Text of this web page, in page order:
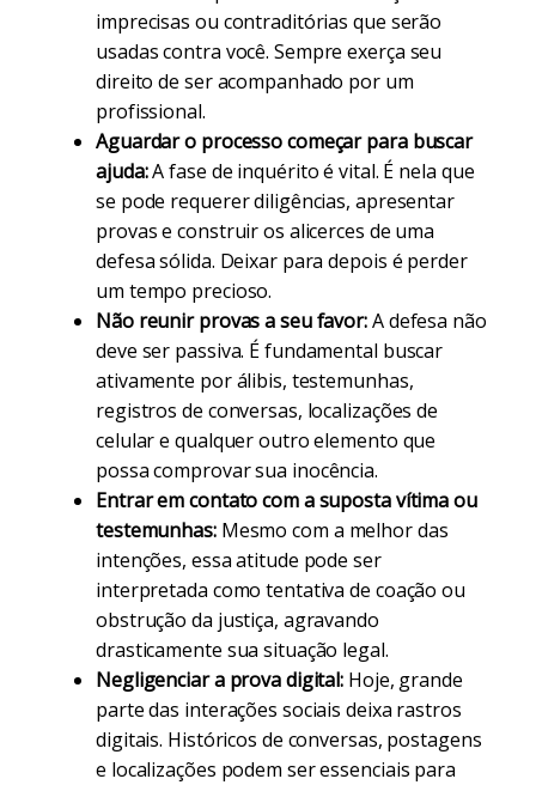
imprecisas ou contraditórias que serão
usadas contra você. Sempre exerça seu
direito de ser acompanhado por um
profissional.
Aguardar o processo começar para buscar
ajuda:A fase de inquérito é vital. É nela que
se pode requerer diligências, apresentar
provas e construir os alicerces de uma
defesa sólida. Deixar para depois é perder
um tempo precioso.
Não reunir provas a seu favor:A defesa não
deve ser passiva. É fundamental buscar
ativamente por álibis, testemunhas,
registros de conversas, localizações de
celular e qualquer outro elemento que
possa comprovar sua inocência.
Entrar em contato com a suposta vítima ou
testemunhas:Mesmo com a melhor das
intenções, essa atitude pode ser
interpretada como tentativa de coação ou
obstrução da justiça, agravando
drasticamente sua situação legal.
Negligenciar a prova digital: Hoje, grande
parte das interações sociais deixa rastros
digitais. Históricos de conversas, postagens
e localizações podem ser essenciais para